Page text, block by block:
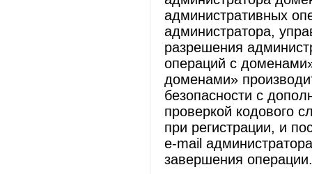
административных
администратора,
разрешения
операций с
доменами»
безопасности с
проверкой кодового
при регистрации, и
e-mail
завершения